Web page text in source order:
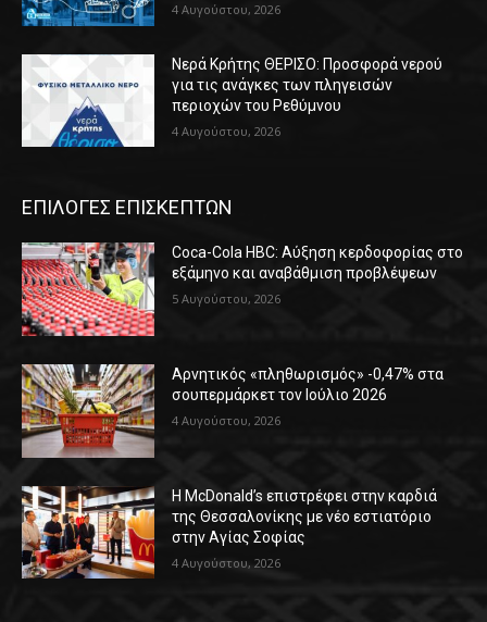
4 Αυγούστου, 2026
Νερά Κρήτης ΘΕΡΙΣΟ: Προσφορά νερού
για τις ανάγκες των πληγεισών
περιοχών του Ρεθύμνου
4 Αυγούστου, 2026
ΕΠΙΛΟΓΕΣ ΕΠΙΣΚΕΠΤΩΝ
Coca-Cola HBC: Αύξηση κερδοφορίας στο
εξάμηνο και αναβάθμιση προβλέψεων
5 Αυγούστου, 2026
Αρνητικός «πληθωρισμός» -0,47% στα
σουπερμάρκετ τον Ιούλιο 2026
4 Αυγούστου, 2026
Η McDonald’s επιστρέφει στην καρδιά
της Θεσσαλονίκης με νέο εστιατόριο
στην Αγίας Σοφίας
4 Αυγούστου, 2026